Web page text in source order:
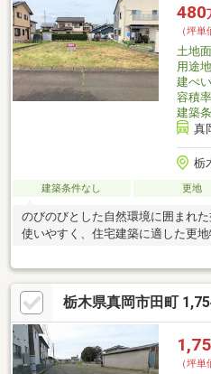
480
（坪単
土地
用途
建ぺ
容積率
建築
真
栃
建築条件なし 更地
のびのびとした自然環境に囲まれ
使いやすく、住宅建築に適した更地
栃木県真岡市田町
（坪単